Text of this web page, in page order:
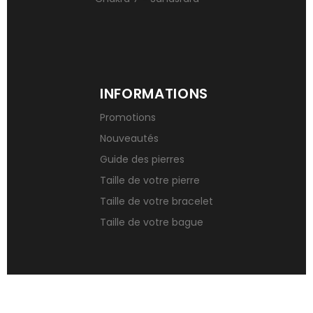
INFORMATIONS
Promotions
Nouveautés
Guide des pierres
Taille de votre pierre
Taille de votre bracelet
Taille de votre bague